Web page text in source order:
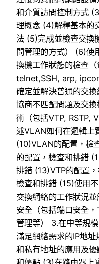
和介質訪問控制方式
理概念 (4)解釋基本的
法 (5)完成並檢查交換
問管理的方式） (6)使
換機工作狀態的檢查
telnet,SSH, arp,
確定並解決普通的交
協商不匹配問題及交
術（包括VTP, RSTP,
述VLAN如何在邏輯上
(10)VLAN的配置，檢
的配置，檢查和排錯
排錯 (13)VTP的配置
檢查和排錯 (15)使用
交換網絡的工作狀況
安全（包括端口安全
管理等） 3.在中等規
滿足網絡需求的IP地
和私有地址的應用及